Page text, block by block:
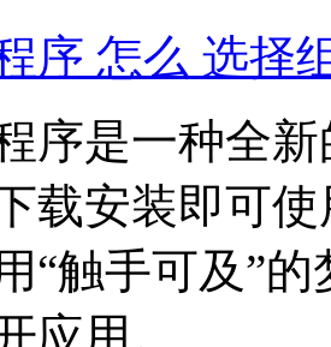
序 怎么 选择
序是一种全
载安装即可
“触手可及”
应用。